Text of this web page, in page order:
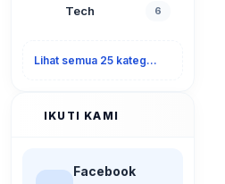
Tech 6
Lihat semua 25 kategori
IKUTI KAMI
Facebook